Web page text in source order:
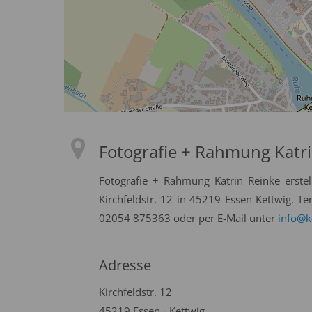
Fotografie + Rahmung
Fotografie + Rahmung Katrin Reinke
Kirchfeldstr. 12 in 45219 Essen Kettwig.
02054 875363 oder per E-Mail unter
Adresse
Kirchfeldstr. 12